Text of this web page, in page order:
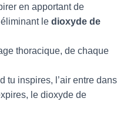
en apportant de
le dioxyde de
thoracique, de chaque
tu inspires, l’air entre dans
le dioxyde de